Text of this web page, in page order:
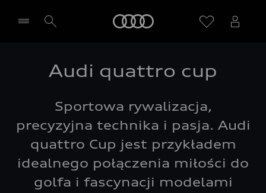
Wybierz Twojego Partnera Audi
Audi quattro cup
Sportowa rywalizacja,
precyzyjna technika i pasja. Audi
quattro Cup jest przykładem
idealnego połączenia miłości do
golfa i fascynacji modelami